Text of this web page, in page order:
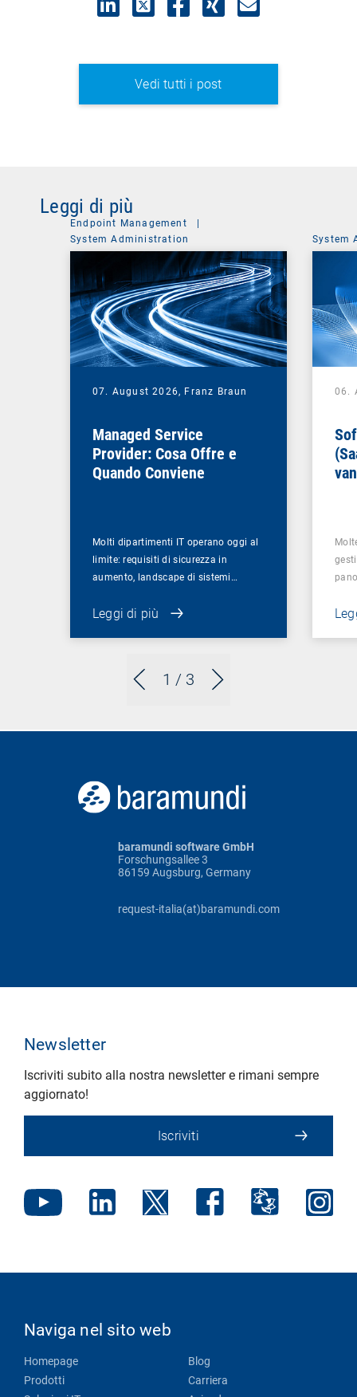
Vedi tutti i post
Leggi di più
1 / 3
Endpoint Management
|
System Administration
07. August 2026, Franz Braun
Managed Service
Provider: Cosa Offre e
Quando Conviene
Molti dipartimenti IT operano oggi al
limite: requisiti di sicurezza in
aumento, landscape di sistemi…
Leggi di più
System
06.
baramundi software GmbH
Forschungsallee 3
86159 Augsburg, Germany
request-italia(at)baramundi.com
Newsletter
Iscriviti subito alla nostra newsletter e rimani sempre
aggiornato!
Iscriviti
Naviga nel sito web
Homepage
Prodotti
Blog
Carriera